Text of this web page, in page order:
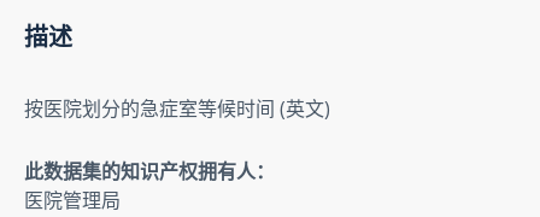
描述
按医院划分的急症室等候时间 (英文)
此数据集的知识产权拥有人：
医院管理局